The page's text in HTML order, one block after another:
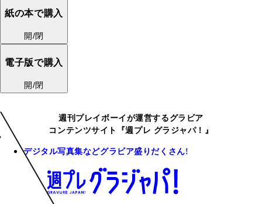
紙の本で購入
開/閉
電子版で購入
開/閉
週刊プレイボーイが運営するグラビア
コンテンツサイト『週プレ グラジャパ！』
デジタル写真集などグラビア盛りだくさん!